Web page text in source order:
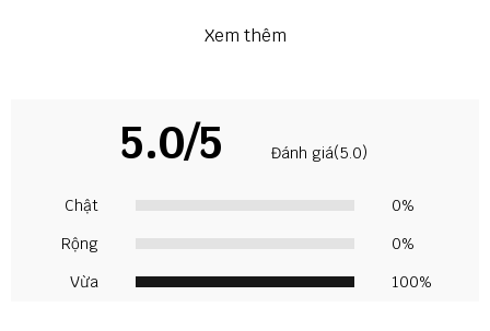
- Nên giặt tay bằng nước lạnh và vò nhẹ nhàng.
- Không vắt mạnh, không sử dụng máy sấy và không là (ủi) ở
ánh nắng mặt trời để giữ màu vải bền đẹp.
Size:Vui lòng xem bảng size ở ảnh mô tả hoặc inbox shop
để được tư vấn theo cân nặng & chiều cao của bé
Xem thêm
5.0/5 Đánh giá(5.0)
Chật
0%
Rộng
0%
Vừa
100%